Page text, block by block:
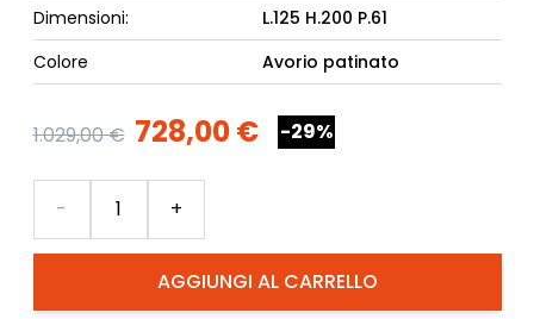
Dimensioni:
L.125 H.200 P.61
Colore
Avorio patinato
1.029,00 € 728,00 € -29%
AGGIUNGI AL CARRELLO
- +